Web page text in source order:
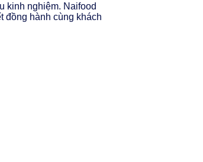
kinh nghiệm. Naifood
đồng hành cùng khách